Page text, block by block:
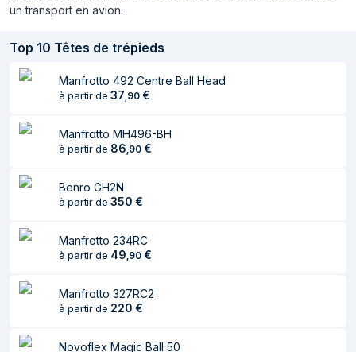
un transport en avion.
Top 10 Têtes de trépieds
Manfrotto 492 Centre Ball Head
à partir de 37 90 €
Manfrotto MH496-BH
à partir de 86 90 €
Benro GH2N
à partir de 350 €
Manfrotto 234RC
à partir de 49 90 €
Manfrotto 327RC2
à partir de 220 €
Novoflex Magic Ball 50